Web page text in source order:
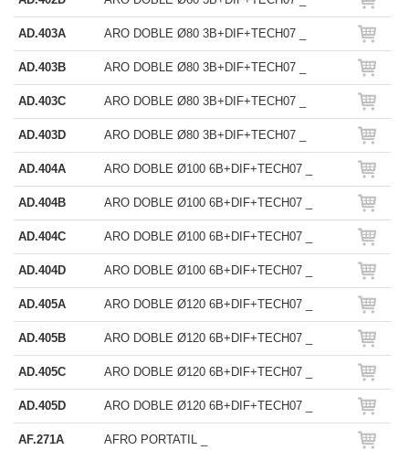
AD.403A ARO DOBLE Ø80 3B+DIF+TECH07 _
AD.403B ARO DOBLE Ø80 3B+DIF+TECH07 _
AD.403C ARO DOBLE Ø80 3B+DIF+TECH07 _
AD.403D ARO DOBLE Ø80 3B+DIF+TECH07 _
AD.404A ARO DOBLE Ø100 6B+DIF+TECH07 _
AD.404B ARO DOBLE Ø100 6B+DIF+TECH07 _
AD.404C ARO DOBLE Ø100 6B+DIF+TECH07 _
AD.404D ARO DOBLE Ø100 6B+DIF+TECH07 _
AD.405A ARO DOBLE Ø120 6B+DIF+TECH07 _
AD.405B ARO DOBLE Ø120 6B+DIF+TECH07 _
AD.405C ARO DOBLE Ø120 6B+DIF+TECH07 _
AD.405D ARO DOBLE Ø120 6B+DIF+TECH07 _
AF.271A AFRO PORTATIL _